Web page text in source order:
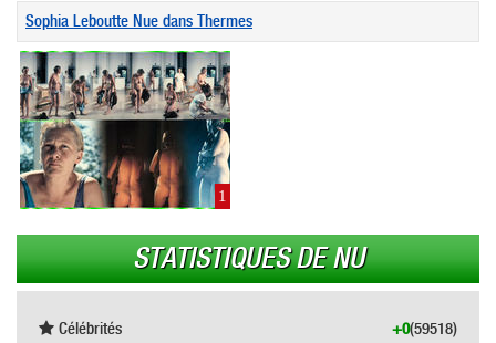
Sophia Leboutte Nue dans Thermes
1
STATISTIQUES DE NU
Célébrités (59518)
+0